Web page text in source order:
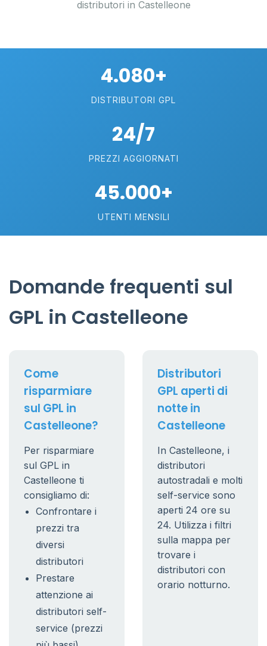
distributori in Castelleone
4.080+
DISTRIBUTORI GPL
24/7
PREZZI AGGIORNATI
45.000+
UTENTI MENSILI
Domande frequenti sul
GPL in Castelleone
Come
risparmiare
sul GPL in
Castelleone?
Per risparmiare
sul GPL in
Castelleone ti
consigliamo di:
Confrontare i
prezzi tra
diversi
distributori
Prestare
attenzione ai
distributori self-
service (prezzi
Distributori
GPL aperti di
notte in
Castelleone
In Castelleone, i
distributori
autostradali e molti
self-service sono
aperti 24 ore su
24. Utilizza i filtri
sulla mappa per
trovare i
distributori con
orario notturno.